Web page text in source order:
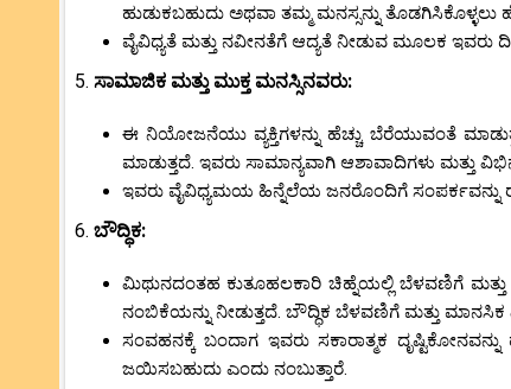
ಹುಡುಕಬಹುದು ಅಥವಾ ತಮ್ಮ ಮನಸ್ಸನ್ನು ತೊಡಗಿಸಿಕೊಳ್ಳಲು
ವೈವಿಧ್ಯತೆ ಮತ್ತು ನವೀನತೆಗೆ ಆದ್ಯತೆ ನೀಡುವ ಮೂಲಕ ಇವರು
5. ಸಾಮಾಜಿಕ ಮತ್ತು ಮುಕ್ತ ಮನಸ್ಸಿನವರು:
ಈ ನಿಯೋಜನೆಯು ವ್ಯಕ್ತಿಗಳನ್ನು ಹೆಚ್ಚು ಬೆರೆಯುವಂತೆ
ಮಾಡುತ್ತದೆ. ಇವರು ಸಾಮಾನ್ಯವಾಗಿ ಆಶಾವಾದಿಗಳು ಮತ್ತು
ಇವರು ವೈವಿಧ್ಯಮಯ ಹಿನ್ನೆಲೆಯ ಜನರೊಂದಿಗೆ
6. ಬೌದ್ಧಿಕ:
ಮಿಥುನದಂತಹ ಕುತೂಹಲಕಾರಿ ಚಿಹ್ನೆಯಲ್ಲಿ ಬೆಳವಣಿಗೆ ಮತ್ತು
ನಂಬಿಕೆಯನ್ನು ನೀಡುತ್ತದೆ. ಬೌದ್ಧಿಕ ಬೆಳವಣಿಗೆ ಮತ್ತು
ಸಂವಹನಕ್ಕೆ ಬಂದಾಗ ಇವರು ಸಕಾರಾತ್ಮಕ
ಜಯಿಸಬಹುದು ಎಂದು ನಂಬುತ್ತಾರೆ.